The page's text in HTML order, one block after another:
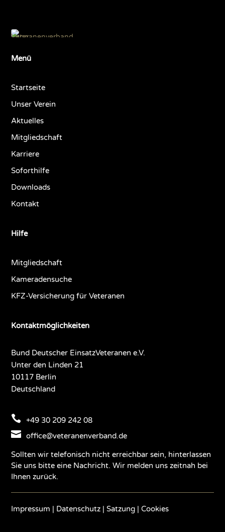
Menü
Startseite
Unser Verein
Aktuelles
Mitgliedschaft
Karriere
Soforthilfe
Downloads
Kontakt
Hilfe
Mitgliedschaft
Kameradensuche
KFZ-Versicherung für Veteranen
Kontaktmöglichkeiten
Bund Deutscher EinsatzVeteranen e.V.
Unter den Linden 21
10117 Berlin
Deutschland
 +49 30 209 242 08
 office@veteranenverband.de
Sollten wir telefonisch nicht erreichbar sein, hinterlassen
Sie uns bitte eine Nachricht. Wir melden uns zeitnah bei
Ihnen zurück.
Impressum | Datenschutz |Satzung |Cookies